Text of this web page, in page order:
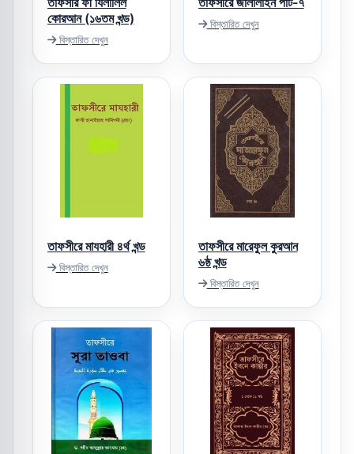
কোরআন (১৬তম খন্ড)
বিস্তারিত দেখুন
বিস্তারিত দেখুন
তাফসীরে মাযহারী ৪র্থ খন্ড
বিস্তারিত দেখুন
তাফসীরে মারেফুল কুরআন
৬ষ্ঠ খন্ড
বিস্তারিত দেখুন